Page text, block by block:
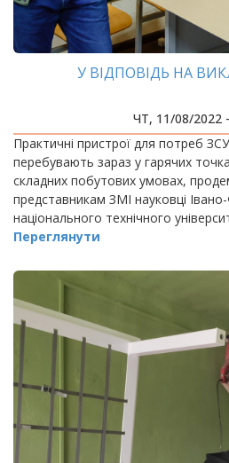
У ВІДПОВІДЬ НА
ЧТ, 11/08/2022
Практичні пристрої для потреб ЗСУ
перебувають зараз у гарячих
складних побутових умовах,
представникам ЗМІ науковці
національного технічного
Переглянути